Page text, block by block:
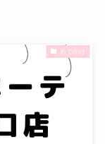
おでかけ